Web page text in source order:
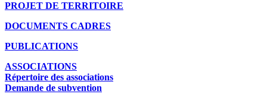
PROJET DE TERRITOIRE
DOCUMENTS CADRES
PUBLICATIONS
ASSOCIATIONS
Répertoire des associations
Demande de subvention